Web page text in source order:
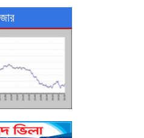
মৃত্যু ৪৬%